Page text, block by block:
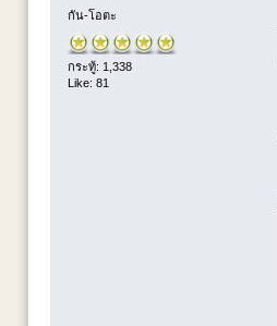
กัน-โอตะ
กระทู้: 1,338
Like: 81